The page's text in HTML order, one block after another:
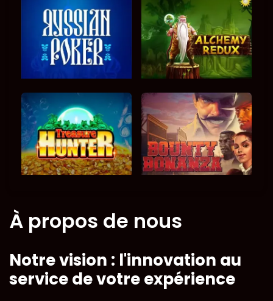
À propos de nous
Notre vision : l'innovation au
service de votre expérience